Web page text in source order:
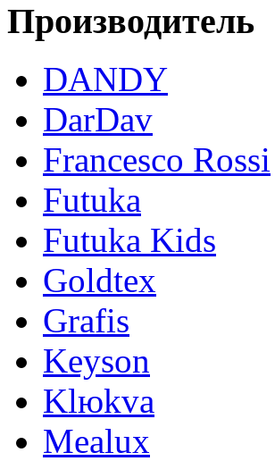
Производитель
DANDY
DarDav
Francesco Rossi
Futuka
Futuka Kids
Goldtex
Grafis
Keyson
Klюkva
Mealux